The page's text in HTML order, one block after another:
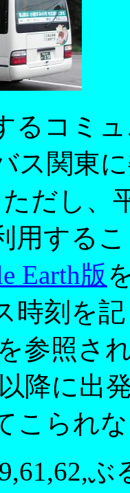
るコミ
ス関東
だし、
用する
Earth版
時刻を
を参照さ
降に出
こられ